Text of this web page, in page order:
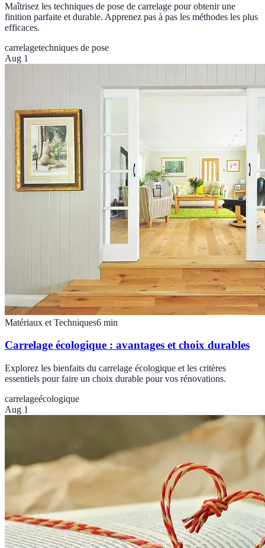
Maîtrisez les techniques de pose de carrelage pour obtenir une
finition parfaite et durable. Apprenez pas à pas les méthodes les plus
efficaces.
carrelagetechniques de pose
Aug 1
Matériaux et Techniques6 min
Carrelage écologique : avantages et choix durables
Explorez les bienfaits du carrelage écologique et les critères
essentiels pour faire un choix durable pour vos rénovations.
carrelageécologique
Aug 1